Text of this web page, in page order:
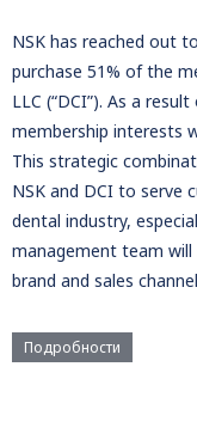
NSK has reached out
purchase 51% of the
LLC (“DCI”). As a
membership interests
This strategic
NSK and DCI to serve
dental industry,
management team
brand and sales
Подробности